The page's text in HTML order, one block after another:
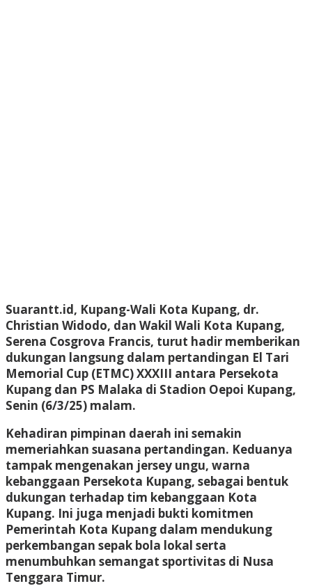
Suarantt.id, Kupang-Wali Kota Kupang, dr.
Christian Widodo, dan Wakil Wali Kota Kupang,
Serena Cosgrova Francis, turut hadir memberikan
dukungan langsung dalam pertandingan El Tari
Memorial Cup (ETMC) XXXIII antara Persekota
Kupang dan PS Malaka di Stadion Oepoi Kupang,
Senin (6/3/25) malam.
Kehadiran pimpinan daerah ini semakin
memeriahkan suasana pertandingan. Keduanya
tampak mengenakan jersey ungu, warna
kebanggaan Persekota Kupang, sebagai bentuk
dukungan terhadap tim kebanggaan Kota
Kupang. Ini juga menjadi bukti komitmen
Pemerintah Kota Kupang dalam mendukung
perkembangan sepak bola lokal serta
menumbuhkan semangat sportivitas di Nusa
Tenggara Timur.